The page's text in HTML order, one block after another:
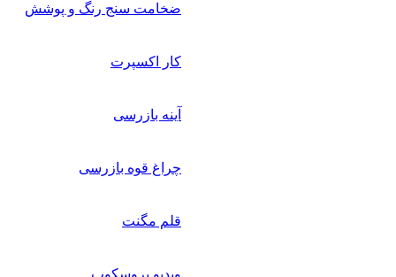
ضخامت سنج رنگ و پوشش
کار اکسپرت
آینه بازرسی
چراغ قوه بازرسی
قلم مگنت